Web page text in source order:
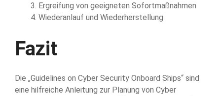
Ergreifung von geeigneten Sofortmaßnahmen
Wiederanlauf und Wiederherstellung
Fazit
Die „Guidelines on Cyber Security Onboard Ships“ sind
eine hilfreiche Anleitung zur Planung von Cyber